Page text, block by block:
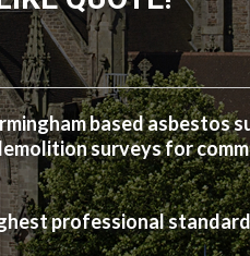
based asbestos
surveys for
professional